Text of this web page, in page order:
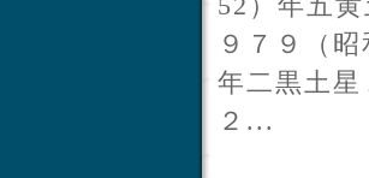
９７９（
年二黒土
２...